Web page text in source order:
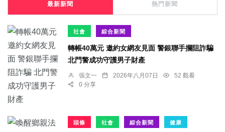
最新新聞 熱門新聞
社會 綜合新聞
轉帳40萬元 邀約女網友見面 警銀聯手攔阻詐騙
北門警成功守護男子財產
張文一 2026年八月07日
52 觀看
0 分享
頭條 社會 綜合新聞 健康